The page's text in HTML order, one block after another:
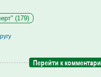
(179)
Перейти к